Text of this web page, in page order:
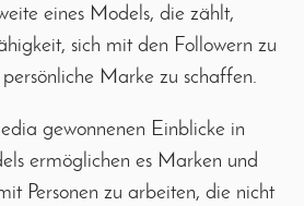
eines Models, die zählt,
sich mit den Followern zu
Marke zu schaffen.
gewonnenen Einblicke in
ermöglichen es Marken und
Personen zu arbeiten, die nicht